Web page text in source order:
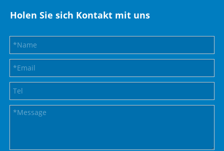
Holen Sie sich Kontakt mit uns